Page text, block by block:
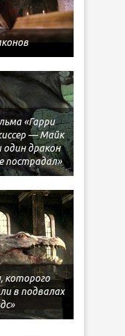
«Гарри
— Майк
один дракон
пострадал»
которого
в подвалах